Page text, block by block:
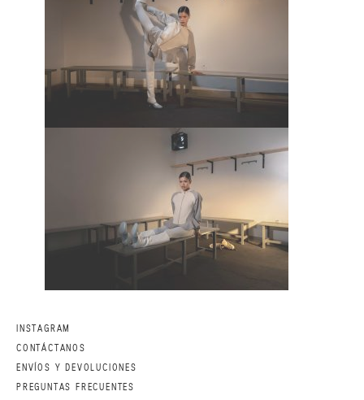
INSTAGRAM
CONTÁCTANOS
ENVÍOS Y DEVOLUCIONES
PREGUNTAS FRECUENTES